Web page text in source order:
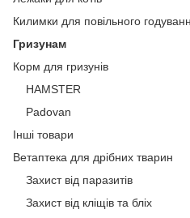
Килимки для повільного
Гризунам
Корм для гризунів
HAMSTER
Padovan
Інші товари
Ветаптека для дрібних тварин
Захист від паразитів
Захист від кліщів та бліх